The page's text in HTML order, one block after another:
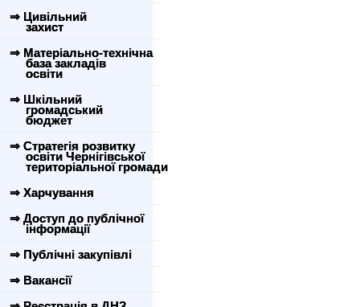
⇒ Цивільний
захист
⇒ Матеріально-технічна
база закладів
освіти
⇒ Шкільний
громадський
бюджет
⇒ Стратегія розвитку
освіти Чернігівської
територіальної громади
⇒ Харчування
⇒ Доступ до публічної
інформації
⇒ Публічні закупівлі
⇒ Вакансії